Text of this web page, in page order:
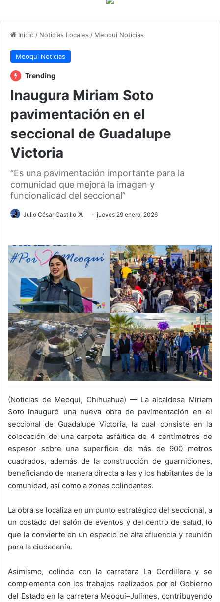
Inicio / Noticias Locales / Meoqui Noticias
Meoqui Noticias
Trending
Inaugura Miriam Soto
pavimentación en el
seccional de Guadalupe
Victoria
“Es una pavimentación importante para la
comunidad que mejora la imagen y
funcionalidad del seccional”
Julio César Castillo
Followjueves 29 enero, 2026
(Noticias de Meoqui, Chihuahua) — La alcaldesa Miriam
Soto inauguró una nueva obra de pavimentación en el
seccional de Guadalupe Victoria, la cual consiste en la
colocación de una carpeta asfáltica de 4 centímetros de
espesor sobre una superficie de más de 900 metros
cuadrados, además de la construcción de guarniciones,
beneficiando de manera directa a las y los habitantes de la
comunidad, así como a zonas colindantes.
La obra se localiza en un punto estratégico del seccional, a
un costado del salón de eventos y del centro de salud, lo
que la convierte en un espacio de alta afluencia y reunión
para la ciudadanía.
Asimismo, colinda con la carretera La Cordillera y se
complementa con los trabajos realizados por el Gobierno
del Estado en la carretera Meoqui–Julimes, contribuyendo